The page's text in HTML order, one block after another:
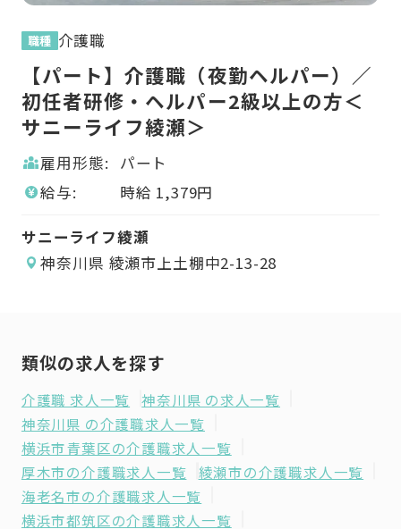
職種 介護職
【パート】介護職（夜勤ヘルパー）／
初任者研修・ヘルパー2級以上の方＜
サニーライフ綾瀬＞
雇用形態:
パート
給与:
時給 1,379円
サニーライフ綾瀬
神奈川県 綾瀬市上土棚中2-13-28
類似の求人を探す
介護職 求人一覧
神奈川県 の求人一覧
神奈川県 の介護職求人一覧
横浜市青葉区の介護職求人一覧
厚木市の介護職求人一覧
綾瀬市の介護職求人一覧
海老名市の介護職求人一覧
横浜市都筑区の介護職求人一覧